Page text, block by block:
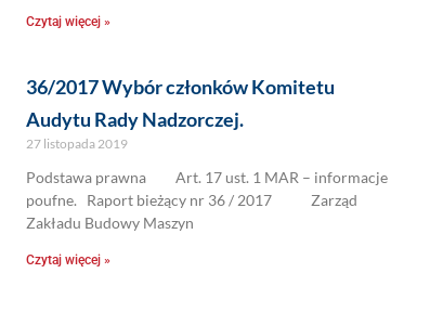
Czytaj więcej »
36/2017 Wybór członków Komitetu
Audytu Rady Nadzorczej.
27 listopada 2019
Podstawa prawna Art. 17 ust. 1 MAR – informacje
poufne. Raport bieżący nr 36 / 2017 Zarząd
Zakładu Budowy Maszyn
Czytaj więcej »